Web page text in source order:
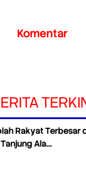
Komentar
Rakyat Terbesar
Ala…